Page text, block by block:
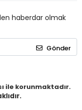
haberdar olmak
Gönder
ile korunmaktadır.